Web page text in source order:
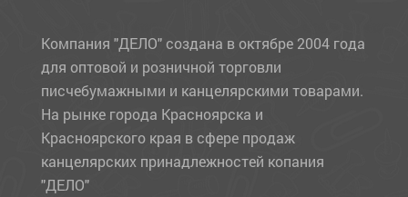
Компания "ДЕЛО" создана в октябре 2004 года
для оптовой и розничной торговли
писчебумажными и канцелярскими товарами.
На рынке города Красноярска и
Красноярского края в сфере продаж
канцелярских принадлежностей копания
"ДЕЛО"